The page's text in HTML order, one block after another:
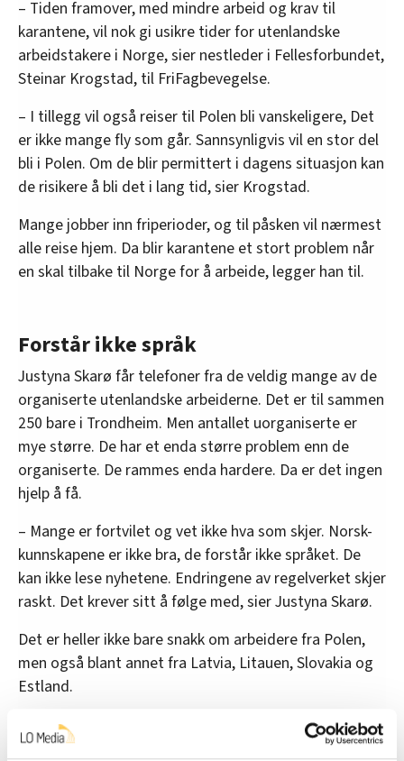
– Tiden framover, med mindre arbeid og krav til
karantene, vil nok gi usikre tider for utenlandske
arbeidstakere i Norge, sier nestleder i Fellesforbundet,
Steinar Krogstad, til FriFagbevegelse.
– I tillegg vil også reiser til Polen bli vanskeligere, Det
er ikke mange fly som går. Sannsynligvis vil en stor del
bli i Polen. Om de blir permittert i dagens situasjon kan
de risikere å bli det i lang tid, sier Krogstad.
Mange jobber inn friperioder, og til påsken vil nærmest
alle reise hjem. Da blir karantene et stort problem når
en skal tilbake til Norge for å arbeide, legger han til.
Forstår ikke språk
Justyna Skarø får telefoner fra de veldig mange av de
organiserte utenlandske arbeiderne. Det er til sammen
250 bare i Trondheim. Men antallet uorganiserte er
mye større. De har et enda større problem enn de
organiserte. De rammes enda hardere. Da er det ingen
hjelp å få.
– Mange er fortvilet og vet ikke hva som skjer. Norsk-
kunnskapene er ikke bra, de forstår ikke språket. De
kan ikke lese nyhetene. Endringene av regelverket skjer
raskt. Det krever sitt å følge med, sier Justyna Skarø.
Det er heller ikke bare snakk om arbeidere fra Polen,
men også blant annet fra Latvia, Litauen, Slovakia og
Estland.
Denne artikkelen er